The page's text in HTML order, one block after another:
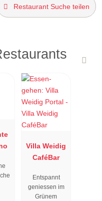
Restaurant Suche teilen
Villa Weidig
CaféBar
Entspannt
geniessen im
Grünem